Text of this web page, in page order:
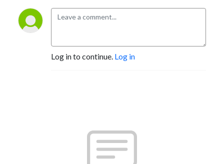
Log in to continue. Log in